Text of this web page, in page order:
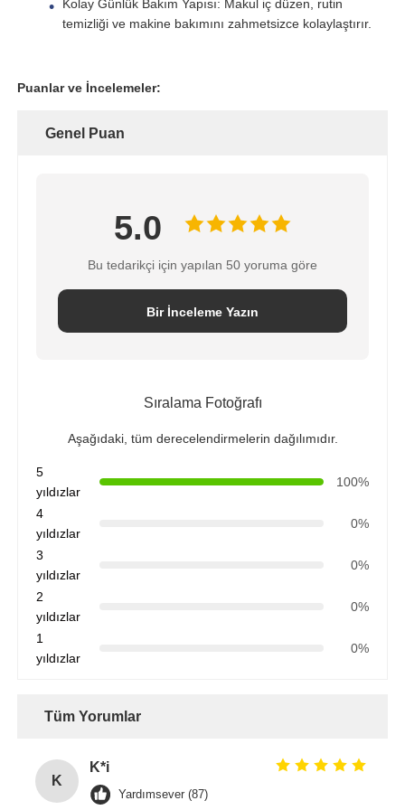
Filtre Kontrol Vanası
Solenoid Valf
Güç Kaynağı
RO braketi
Kolay Günlük Bakım Yapısı: Makul iç düzen, rutin
temizliği ve makine bakımını zahmetsizce kolaylaştırır.
Puanlar ve İncelemeler:
Genel Puan
5.0
Bu tedarikçi için yapılan 50 yoruma göre
Bir İnceleme Yazın
Sıralama Fotoğrafı
Aşağıdaki, tüm derecelendirmelerin dağılımıdır.
5
yıldızlar
100%
4
yıldızlar
0%
3
yıldızlar
0%
2
yıldızlar
0%
1
yıldızlar
0%
Tüm Yorumlar
K
K*i
Yardımsever (87)